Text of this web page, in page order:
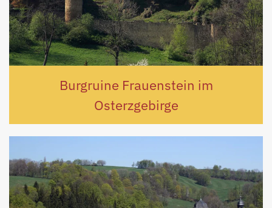
Burgruine Frauenstein im
Osterzgebirge